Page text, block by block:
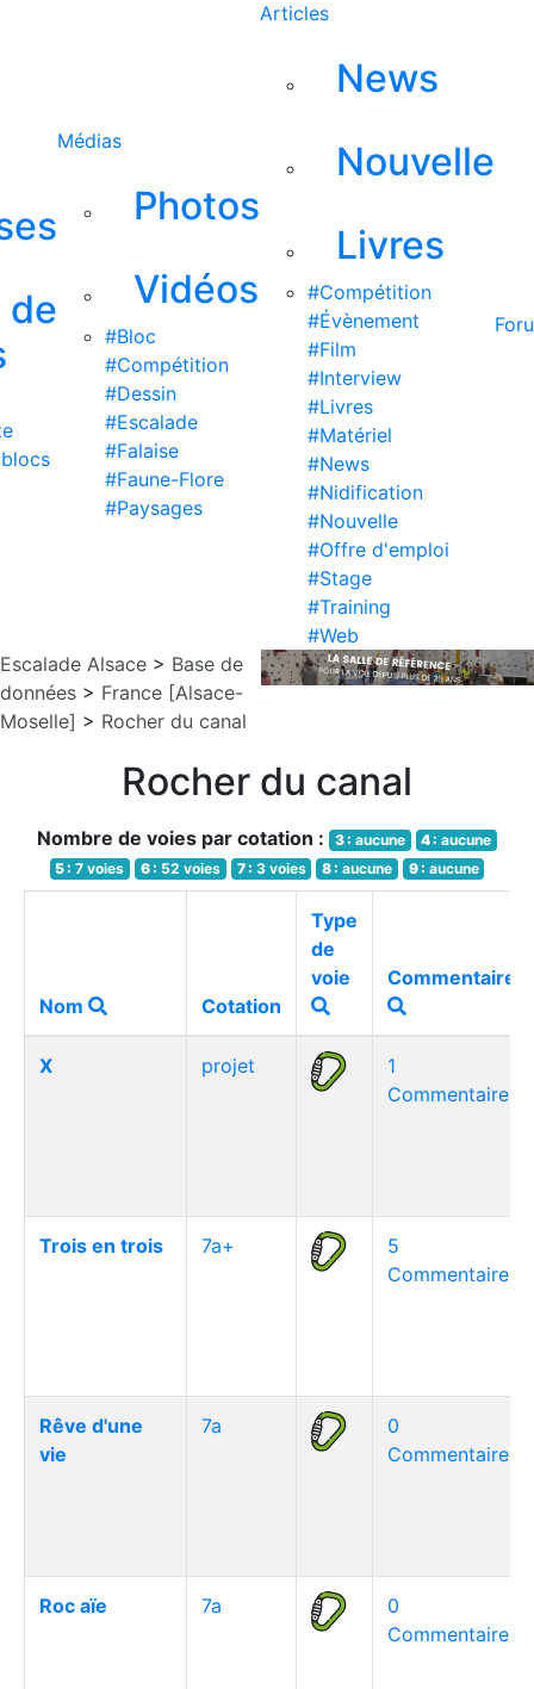
de
Médias
Photos
Vidéos
#Bloc
#Compétition
#Dessin
#Escalade
#Falaise
#Faune-Flore
#Paysages
Articles
News
Nouvelle
Livres
#Compétition
#Évènement
#Film
#Interview
#Livres
#Matériel
#News
#Nidification
#Nouvelle
#Offre d'emploi
#Stage
#Training
#Web
Escalade Alsace > Base de
données > France [Alsace-
Moselle] > Rocher du canal
Rocher du canal
Nombre de voies par cotation : 3 : aucune 4 : aucune
5 : 7 voies 6 : 52 voies 7 : 3 voies 8 : aucune 9 : aucune
Nom Cotation
Type
de
voie
Commentaires
X projet
1
Commentaire(s)
Trois en trois 7a+
5
Commentaire(s)
Rêve d'une
vie
7a
0
Commentaire(s)
Roc aïe 7a
0
Commentaire(s)